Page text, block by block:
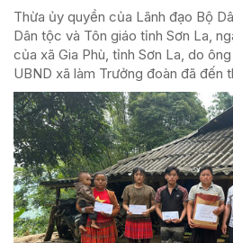
Thừa ủy quyền của Lãnh đạo Bộ
Dân tộc và Tôn giáo tỉnh Sơn La,
của xã Gia Phù, tỉnh Sơn La, do
UBND xã làm Trưởng đoàn đã đến